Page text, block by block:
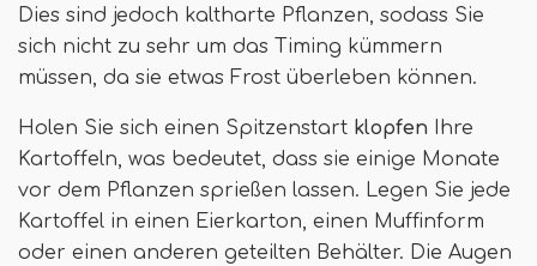
Dies sind jedoch kaltharte Pflanzen, sodass Sie
sich nicht zu sehr um das Timing kümmern
müssen, da sie etwas Frost überleben können.
Holen Sie sich einen Spitzenstart klopfen Ihre
Kartoffeln, was bedeutet, dass sie einige Monate
vor dem Pflanzen sprießen lassen. Legen Sie jede
Kartoffel in einen Eierkarton, einen Muffinform
oder einen anderen geteilten Behälter. Die Augen